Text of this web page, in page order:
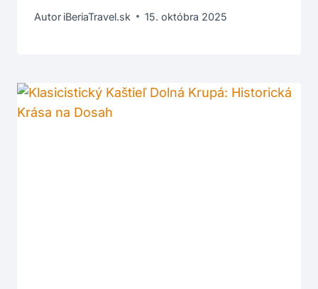
Autor iBeriaTravel.sk 15. októbra 2025